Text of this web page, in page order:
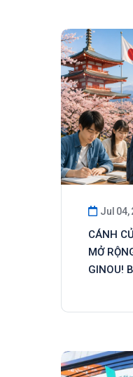
Jul 04,
CÁNH
MỞ
GINOU!